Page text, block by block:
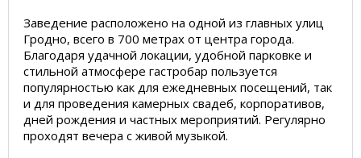
Заведение расположено на одной из главных улиц
Гродно, всего в 700 метрах от центра города.
Благодаря удачной локации, удобной парковке и
стильной атмосфере гастробар пользуется
популярностью как для ежедневных посещений, так
и для проведения камерных свадеб, корпоративов,
дней рождения и частных мероприятий. Регулярно
проходят вечера с живой музыкой.